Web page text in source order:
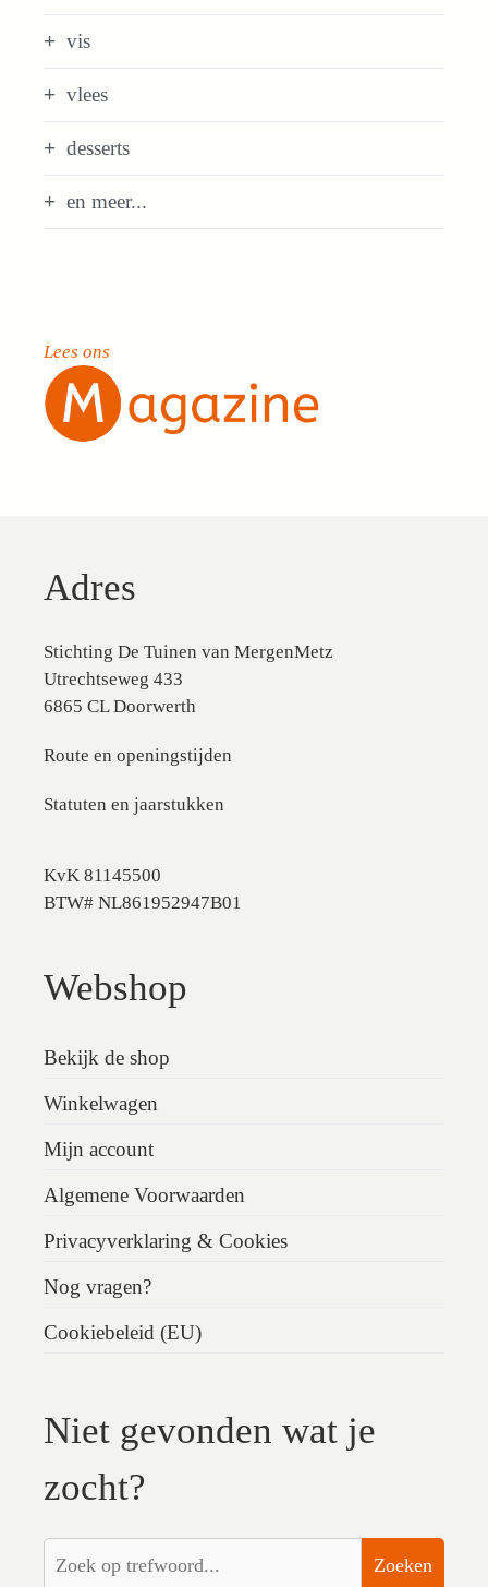
vis
vlees
desserts
en meer...
Lees ons
Adres
Stichting De Tuinen van MergenMetz
Utrechtseweg 433
6865 CL Doorwerth
Route en openingstijden
Statuten en jaarstukken
KvK 81145500
BTW# NL861952947B01
Webshop
Bekijk de shop
Winkelwagen
Mijn account
Algemene Voorwaarden
Privacyverklaring & Cookies
Nog vragen?
Cookiebeleid (EU)
Niet gevonden wat je
zocht?
Zoeken